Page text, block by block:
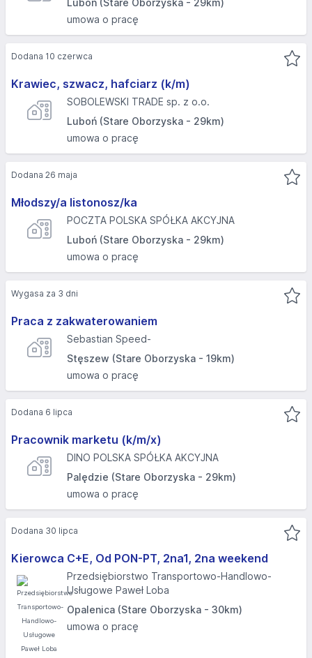
Luboń (Stare Oborzyska - 29km)
umowa o pracę
Krawiec, szwacz, hafciarz (k/m)
SOBOLEWSKI TRADE sp. z o.o.
Luboń (Stare Oborzyska - 29km)
umowa o pracę
Dodana 10 czerwca
Młodszy/a listonosz/ka
POCZTA POLSKA SPÓŁKA AKCYJNA
Luboń (Stare Oborzyska - 29km)
umowa o pracę
Dodana 26 maja
Praca z zakwaterowaniem
Sebastian Speed-
Stęszew (Stare Oborzyska - 19km)
umowa o pracę
Wygasa za 3 dni
Pracownik marketu (k/m/x)
DINO POLSKA SPÓŁKA AKCYJNA
Palędzie (Stare Oborzyska - 29km)
umowa o pracę
Dodana 6 lipca
Kierowca C+E, Od PON-PT, 2na1, 2na weekend
Przedsiębiorstwo Transportowo-Handlowo-
Usługowe Paweł Loba
Opalenica (Stare Oborzyska - 30km)
umowa o pracę
Dodana 30 lipca